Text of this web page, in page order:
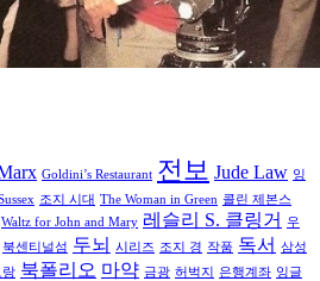
Goldini’s Restaurant 전보 Jude Law 잉
조지 시대 The Woman in Green 콜린 제본스
Waltz for John and Mary 레슬리 S. 클링거
우
북센티널섬 두뇌 시리즈 조지 경 작품 독서
삼성
랑 북폴리오 마약 금광 허벅지 은행계좌 잉글